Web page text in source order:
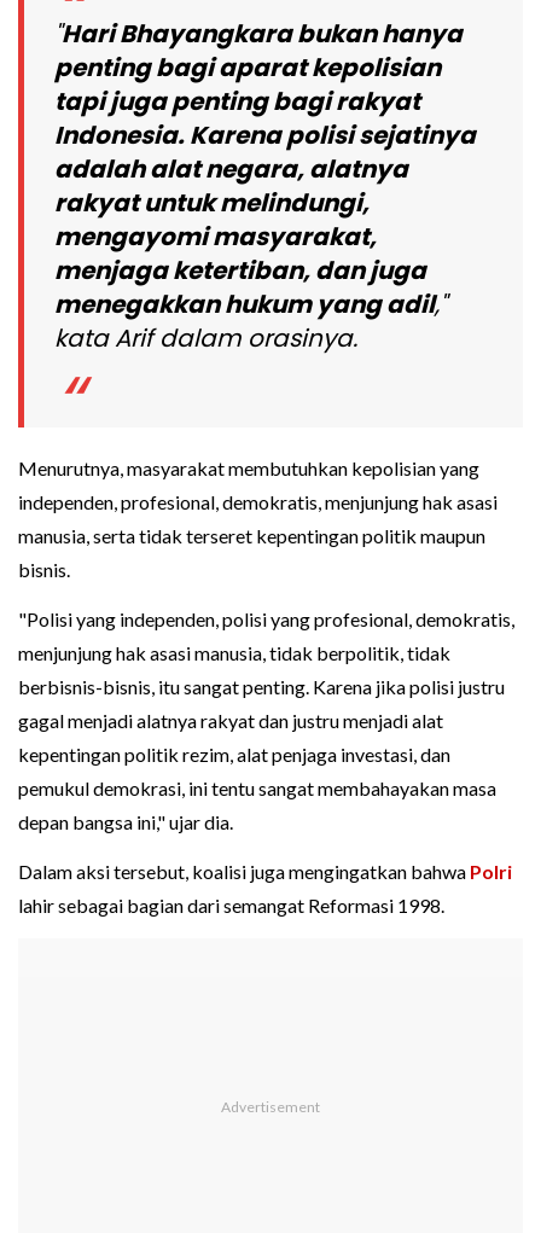
"Hari Bhayangkara bukan hanya
penting bagi aparat kepolisian
tapi juga penting bagi rakyat
Indonesia. Karena polisi sejatinya
adalah alat negara, alatnya
rakyat untuk melindungi,
mengayomi masyarakat,
menjaga ketertiban, dan juga
menegakkan hukum yang adil,"
kata Arif dalam orasinya.
Menurutnya, masyarakat membutuhkan kepolisian yang
independen, profesional, demokratis, menjunjung hak asasi
manusia, serta tidak terseret kepentingan politik maupun
bisnis.
"Polisi yang independen, polisi yang profesional, demokratis,
menjunjung hak asasi manusia, tidak berpolitik, tidak
berbisnis-bisnis, itu sangat penting. Karena jika polisi justru
gagal menjadi alatnya rakyat dan justru menjadi alat
kepentingan politik rezim, alat penjaga investasi, dan
pemukul demokrasi, ini tentu sangat membahayakan masa
depan bangsa ini," ujar dia.
Dalam aksi tersebut, koalisi juga mengingatkan bahwa Polri
lahir sebagai bagian dari semangat Reformasi 1998.